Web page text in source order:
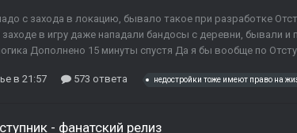
с захода в локацию, бывало такое при разработке
заходе в игру даже нападали бандосы с деревни, бывали и
Дополнено 15 минуты спустя Да я бы вообще по
в 21:57 573 ответа недостройки тоже имеют право на
- фанатский релиз